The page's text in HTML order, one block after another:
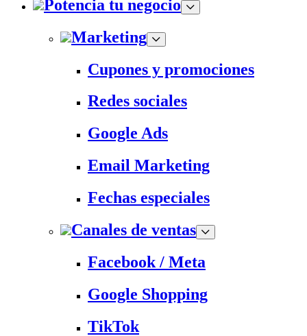
Potencia tu negocio
Marketing
Cupones y promociones
Redes sociales
Google Ads
Email Marketing
Fechas especiales
Canales de ventas
Facebook / Meta
Google Shopping
TikTok